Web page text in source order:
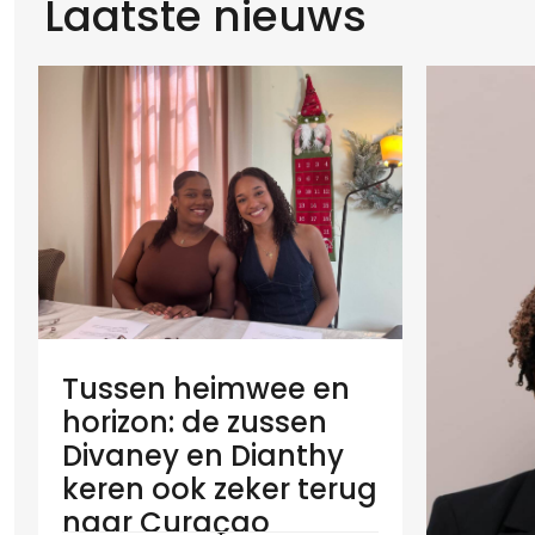
Laatste nieuws
Tussen heimwee en
horizon: de zussen
Divaney en Dianthy
keren ook zeker terug
naar Curaçao